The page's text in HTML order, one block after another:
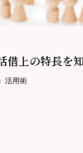
借上の特長を
活用術